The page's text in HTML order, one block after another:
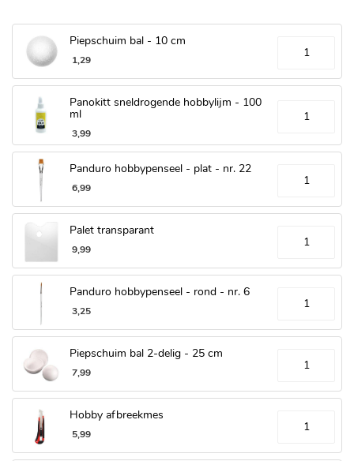
Piepschuim bal - 10 cm
1,29
Panokitt sneldrogende hobbylijm - 100
ml
3,99
Panduro hobbypenseel - plat - nr. 22
6,99
Palet transparant
9,99
Panduro hobbypenseel - rond - nr. 6
3,25
Piepschuim bal 2-delig - 25 cm
7,99
Hobby afbreekmes
5,99